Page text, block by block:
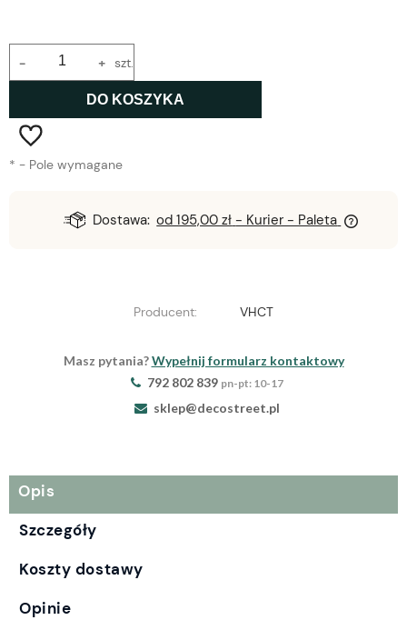
+
- szt.
DO KOSZYKA
* - Pole wymagane
Dostawa: od 195,00 zł - Kurier - Paleta
Producent: VHCT
Masz pytania?Wypełnij formularz kontaktowy
792 802 839 pn-pt: 10-17
sklep@decostreet.pl
Opis
Szczegóły
Koszty dostawy
Opinie